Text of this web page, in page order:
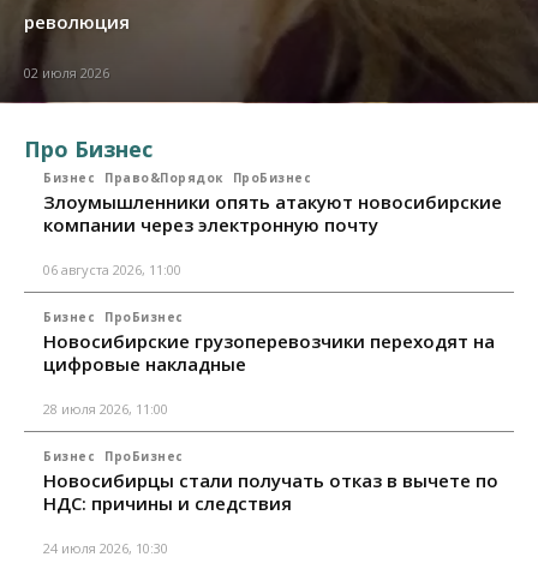
революция
02 июля 2026
Про Бизнес
Бизнес Право&Порядок ПроБизнес
Злоумышленники опять атакуют новосибирские
компании через электронную почту
06 августа 2026, 11:00
Бизнес ПроБизнес
Новосибирские грузоперевозчики переходят на
цифровые накладные
28 июля 2026, 11:00
Бизнес ПроБизнес
Новосибирцы стали получать отказ в вычете по
НДС: причины и следствия
24 июля 2026, 10:30